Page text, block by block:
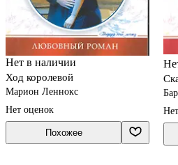
Нет в наличии
Ход королевой
Марион Леннокс
Нет оценок
Похожее